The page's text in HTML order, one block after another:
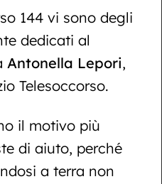
144 vi sono degli
dedicati al
Antonella Lepori,
Telesoccorso.
il motivo più
di aiuto, perché
a terra non